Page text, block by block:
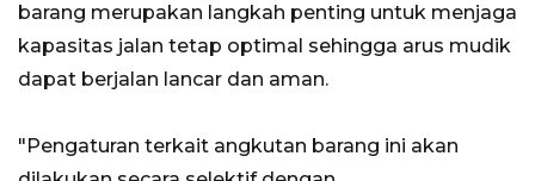
barang merupakan langkah penting untuk menjaga
kapasitas jalan tetap optimal sehingga arus mudik
dapat berjalan lancar dan aman.
"Pengaturan terkait angkutan barang ini akan